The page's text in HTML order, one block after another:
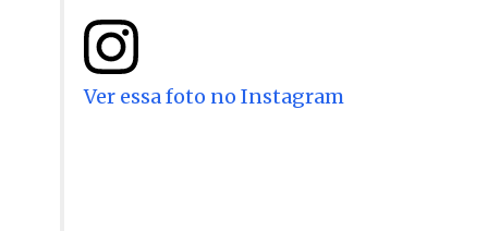
Ver essa foto no Instagram